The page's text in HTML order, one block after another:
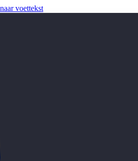
voettekst